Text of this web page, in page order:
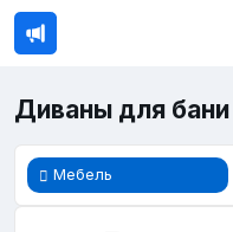
Диваны для
Мебель